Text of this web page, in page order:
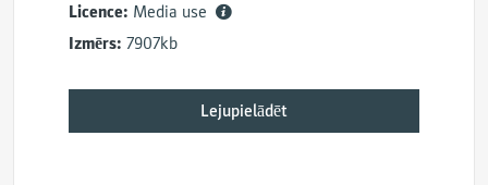
Licence: Media use
Izmērs: 7907kb
Lejupielādēt